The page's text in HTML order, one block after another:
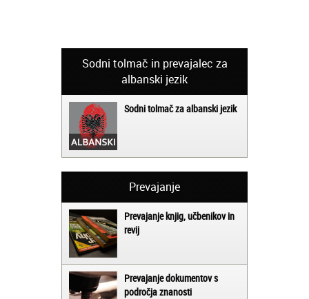
Sodni tolmač in prevajalec za
albanski jezik
Sodni tolmač za albanski jezik
Prevajanje
Prevajanje knjig, učbenikov in
revij
Prevajanje dokumentov s
področja znanosti